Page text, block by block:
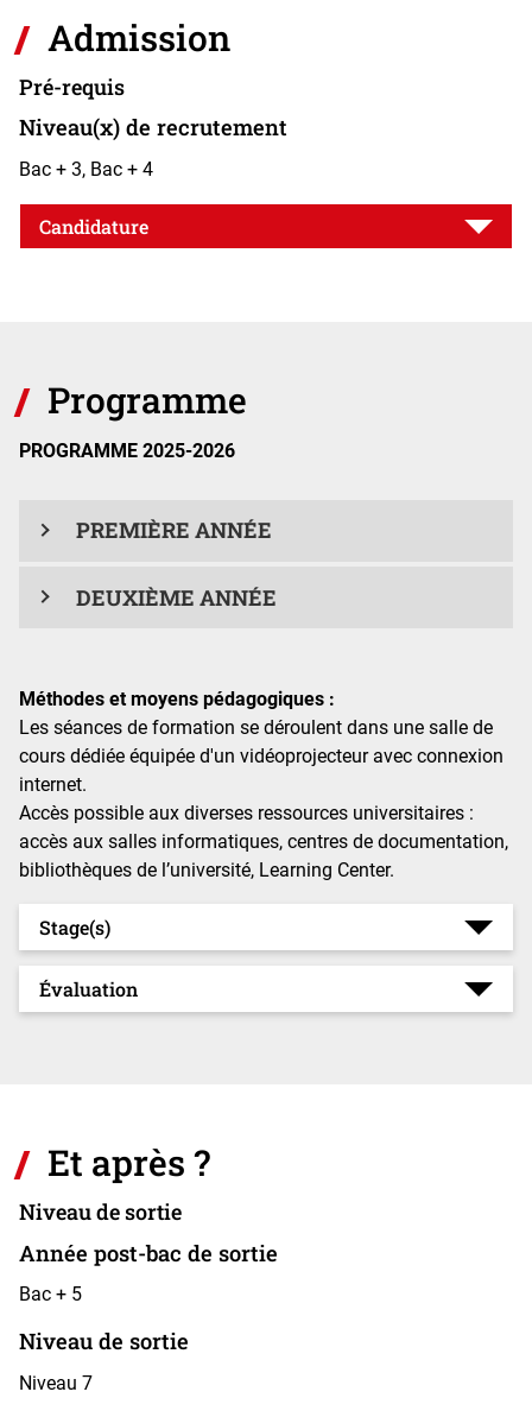
Admission
Pré-requis
Niveau(x) de recrutement
Bac + 3, Bac + 4
Candidature
Programme
PROGRAMME 2025-2026
PREMIÈRE ANNÉE
DEUXIÈME ANNÉE
Méthodes et moyens pédagogiques :
Les séances de formation se déroulent dans une salle de
cours dédiée équipée d'un vidéoprojecteur avec connexion
internet.
Accès possible aux diverses ressources universitaires :
accès aux salles informatiques, centres de documentation,
bibliothèques de l’université, Learning Center.
Stage(s)
Évaluation
Et après ?
Niveau de sortie
Année post-bac de sortie
Bac + 5
Niveau de sortie
Niveau 7